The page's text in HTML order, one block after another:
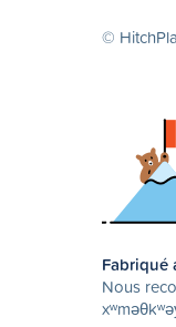
©
Fabriqué
Nous